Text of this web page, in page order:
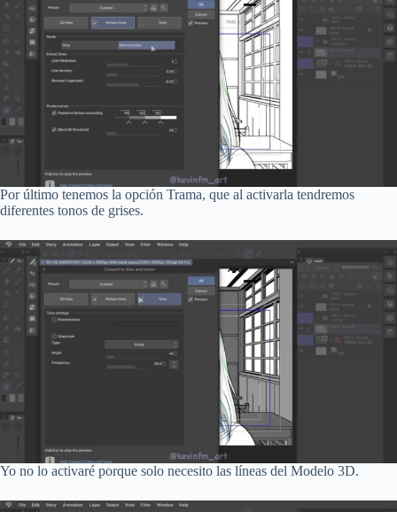
Por último tenemos la opción Trama, que al activarla tendremos
diferentes tonos de grises.
Yo no lo activaré porque solo necesito las líneas del Modelo 3D.